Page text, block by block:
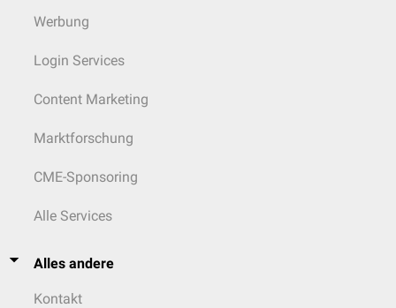
Werbung
Login Services
Content Marketing
Marktforschung
CME-Sponsoring
Alle Services
Alles andere
Kontakt